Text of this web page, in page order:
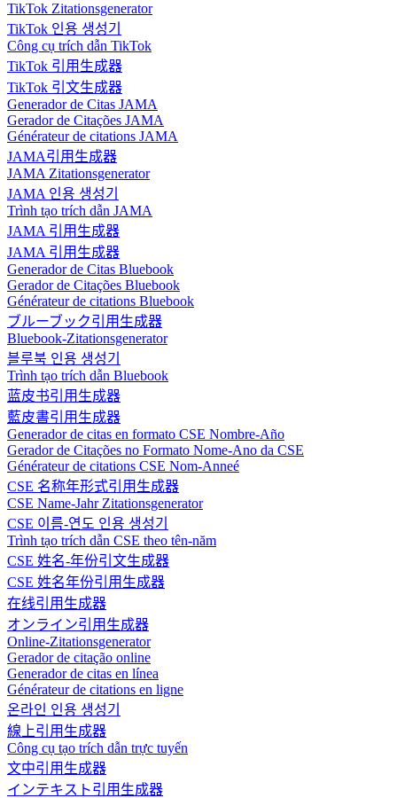
TikTok Zitationsgenerator
TikTok 인용 생성기
Công cụ trích dẫn TikTok
TikTok 引用生成器
TikTok 引文生成器
Generador de Citas JAMA
Gerador de Citações JAMA
Générateur de citations JAMA
JAMA引用生成器
JAMA Zitationsgenerator
JAMA 인용 생성기
Trình tạo trích dẫn JAMA
JAMA 引用生成器
JAMA 引用生成器
Generador de Citas Bluebook
Gerador de Citações Bluebook
Générateur de citations Bluebook
ブルーブック引用生成器
Bluebook-Zitationsgenerator
블루북 인용 생성기
Trình tạo trích dẫn Bluebook
蓝皮书引用生成器
藍皮書引用生成器
Generador de citas en formato CSE Nombre-Año
Gerador de Citações no Formato Nome-Ano da CSE
Générateur de citations CSE Nom-Anneé
CSE 名称年形式引用生成器
CSE Name-Jahr Zitationsgenerator
CSE 이름-연도 인용 생성기
Trình tạo trích dẫn CSE theo tên-năm
CSE 姓名-年份引文生成器
CSE 姓名年份引用生成器
在线引用生成器
オンライン引用生成器
Online-Zitationsgenerator
Gerador de citação online
Generador de citas en línea
Générateur de citations en ligne
온라인 인용 생성기
線上引用生成器
Công cụ tạo trích dẫn trực tuyến
文中引用生成器
インテキスト引用生成器